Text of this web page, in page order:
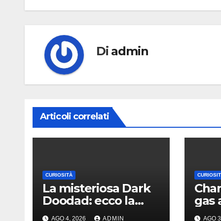
Di admin
Articoli correlati
CURIOSITÀ
La misteriosa Dark
Doodad: ecco la
nube oscura che
AGO 4, 2026 ADMIN
gas
AGO